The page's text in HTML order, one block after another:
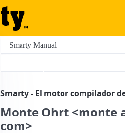
Smarty Manual
Smarty - El motor compilador
Monte Ohrt <monte
com>